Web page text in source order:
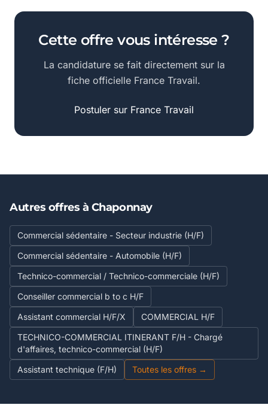
Cette offre vous intéresse ?
La candidature se fait directement sur la
fiche officielle France Travail.
Postuler sur France Travail
Autres offres à Chaponnay
Commercial sédentaire - Secteur industrie (H/F)
Commercial sédentaire - Automobile (H/F)
Technico-commercial / Technico-commerciale (H/F)
Conseiller commercial b to c H/F
Assistant commercial H/F/X
COMMERCIAL H/F
TECHNICO-COMMERCIAL ITINERANT F/H - Chargé
d'affaires, technico-commercial (H/F)
Assistant technique (F/H)
Toutes les offres →